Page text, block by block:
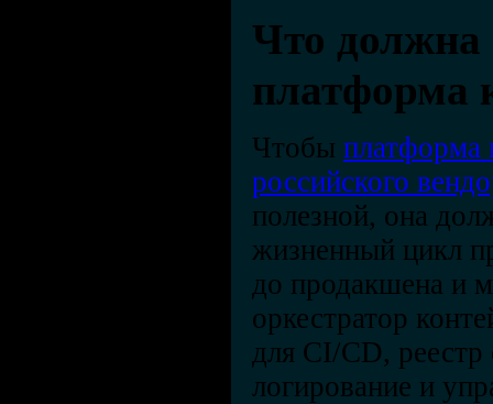
Что
платформа
Чтобы платформа
российского
полезной, она
жизненный цикл
до продакшена и
оркестратор
для CI/CD,
логирование и